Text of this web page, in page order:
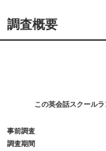
調査概要
この英会話スクール
事前調査
調査期間